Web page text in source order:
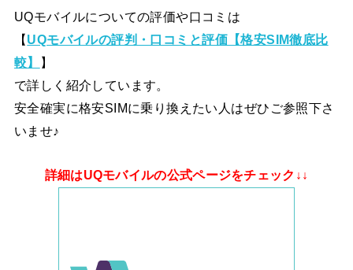
UQモバイルについての評価や口コミは
【UQモバイルの評判・口コミと評価【格安SIM徹底比
較】
】
で詳しく紹介しています。
安全確実に格安SIMに乗り換えたい人はぜひご参照下さ
いませ♪
詳細はUQモバイルの公式ページをチェック↓↓